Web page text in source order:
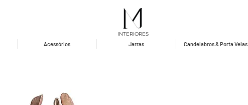
INTERIORES
Acessórios Jarras Candelabros & Porta Velas